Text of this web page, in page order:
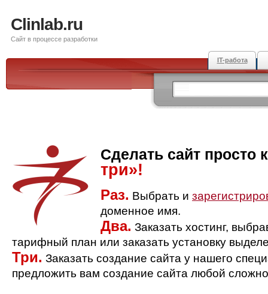
Clinlab.ru
Сайт в процессе разработки
IT-работа
Сделать сайт просто
три»!
Раз. Выбрать и
доменное имя.
Два. Заказать хостинг,
тарифный план или заказать установку
Три. Заказать создание сайта у нашего
предложить вам создание сайта любой